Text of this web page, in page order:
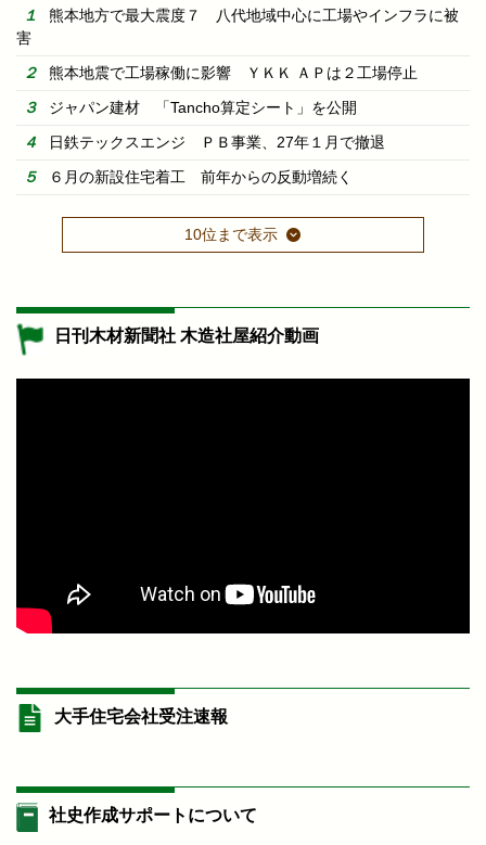
熊本地方で最大震度７ 八代地域中心に工場やインフラに被
害
熊本地震で工場稼働に影響 ＹＫＫ ＡＰは２工場停止
ジャパン建材 「Tancho算定シート」を公開
日鉄テックスエンジ ＰＢ事業、27年１月で撤退
６月の新設住宅着工 前年からの反動増続く
10位まで表示
日刊木材新聞社 木造社屋紹介動画
大手住宅会社受注速報
社史作成サポートについて